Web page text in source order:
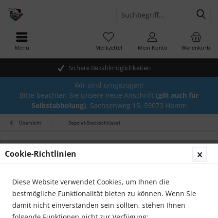
Sichere Bezahlmöglichkeiten
Warenkorb
Merkzettel Mein Konto
Menü
Wir sind umgezogen!
Bitte beachten Sie unsere neue Anschrift (gilt auch für
Selbstabholung): Sachsenweg 15, 59073 Hamm
Übersicht Sepzial-Steckschlüssel
Cookie-Richtlinien
Diese Website verwendet Cookies, um Ihnen die
bestmögliche Funktionalität bieten zu können. Wenn Sie
damit nicht einverstanden sein sollten, stehen Ihnen